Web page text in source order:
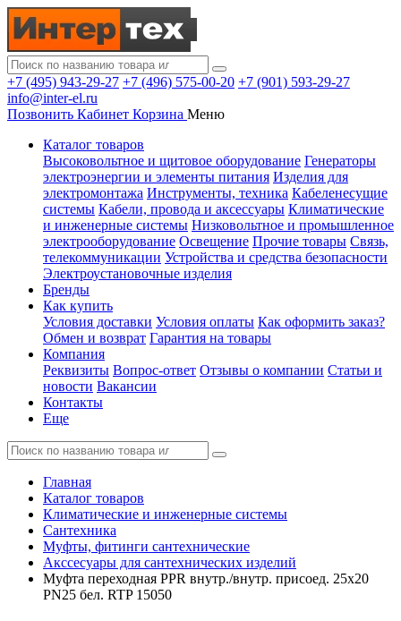
+7 (495) 943-29-27 +7 (496) 575-00-20 +7 (901) 593-29-27
info@inter-el.ru
Позвонить Кабинет Корзина Меню
Каталог товаров
Высоковольтное и щитовое оборудование Генераторы
электроэнергии и элементы питания Изделия для
электромонтажа Инструменты, техника Кабеленесущие
системы Кабели, провода и аксессуары Климатические
и инженерные системы Низковольтное и промышленное
электрооборудование Освещение Прочие товары Связь,
телекоммуникации Устройства и средства безопасности
Электроустановочные изделия
Бренды
Как купить
Условия доставки Условия оплаты Как оформить заказ?
Обмен и возврат Гарантия на товары
Компания
Реквизиты Вопрос-ответ Отзывы о компании Статьи и
новости Вакансии
Контакты
Еще
Главная
Каталог товаров
Климатические и инженерные системы
Сантехника
Муфты, фитинги сантехнические
Акссесуары для сантехнических изделий
Муфта переходная PPR внутр./внутр. присоед. 25х20
PN25 бел. RTP 15050